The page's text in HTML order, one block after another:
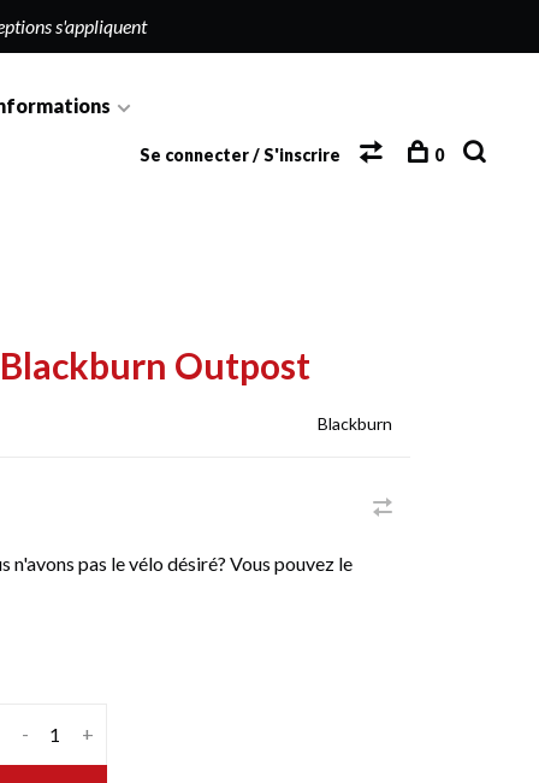
s'appliquent
Se connecter / S'inscrire 0
Outpost
Blackburn
n'avons pas le vélo désiré? Vous pouvez le
+
-